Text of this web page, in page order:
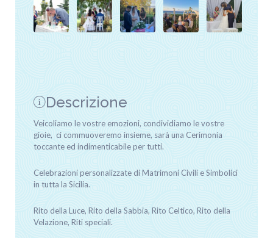
Descrizione
Veicoliamo le vostre emozioni, condividiamo le vostre
gioie, ci commuoveremo insieme, sarà una Cerimonia
toccante ed indimenticabile per tutti.
Celebrazioni personalizzate di Matrimoni Civili e Simbolici
in tutta la Sicilia.
Rito della Luce, Rito della Sabbia, Rito Celtico, Rito della
Velazione, Riti speciali.